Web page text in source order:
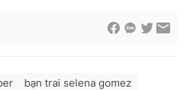
bạn trai selena gomez